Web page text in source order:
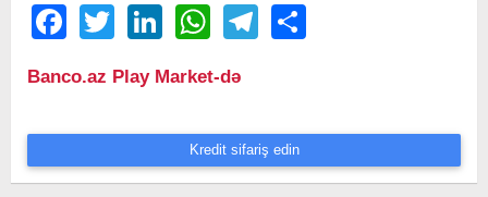
FacebookTwitter LinkedIn WhatsAppTelegram
Banco.az Play Market-də
Kredit sifariş edin